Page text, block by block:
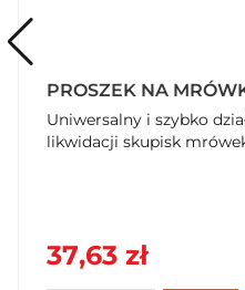
PROSZEK NA
Uniwersalny i szybko
likwidacji skupisk
37,63 zł